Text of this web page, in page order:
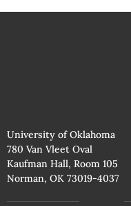
University of Oklahoma
780 Van Vleet Oval
Kaufman Hall, Room 105
Norman, OK 73019-4037